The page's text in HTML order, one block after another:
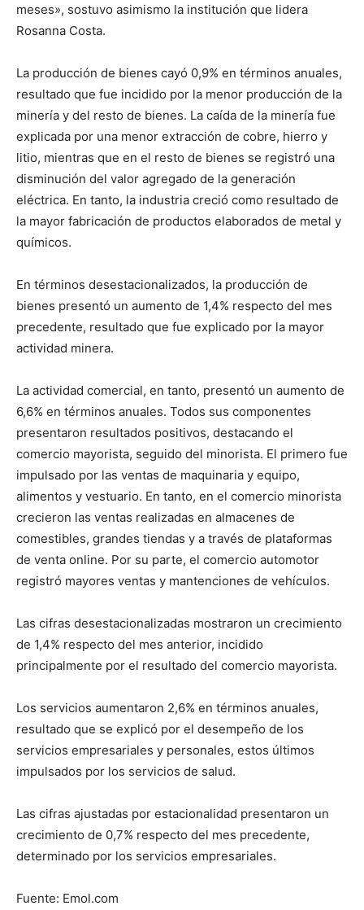
meses», sostuvo asimismo la institución que lidera
Rosanna Costa.
La producción de bienes cayó 0,9% en términos anuales,
resultado que fue incidido por la menor producción de la
minería y del resto de bienes. La caída de la minería fue
explicada por una menor extracción de cobre, hierro y
litio, mientras que en el resto de bienes se registró una
disminución del valor agregado de la generación
eléctrica. En tanto, la industria creció como resultado de
la mayor fabricación de productos elaborados de metal y
químicos.
En términos desestacionalizados, la producción de
bienes presentó un aumento de 1,4% respecto del mes
precedente, resultado que fue explicado por la mayor
actividad minera.
La actividad comercial, en tanto, presentó un aumento de
6,6% en términos anuales. Todos sus componentes
presentaron resultados positivos, destacando el
comercio mayorista, seguido del minorista. El primero fue
impulsado por las ventas de maquinaria y equipo,
alimentos y vestuario. En tanto, en el comercio minorista
crecieron las ventas realizadas en almacenes de
comestibles, grandes tiendas y a través de plataformas
de venta online. Por su parte, el comercio automotor
registró mayores ventas y mantenciones de vehículos.
Las cifras desestacionalizadas mostraron un crecimiento
de 1,4% respecto del mes anterior, incidido
principalmente por el resultado del comercio mayorista.
Los servicios aumentaron 2,6% en términos anuales,
resultado que se explicó por el desempeño de los
servicios empresariales y personales, estos últimos
impulsados por los servicios de salud.
Las cifras ajustadas por estacionalidad presentaron un
crecimiento de 0,7% respecto del mes precedente,
determinado por los servicios empresariales.
Fuente: Emol.com